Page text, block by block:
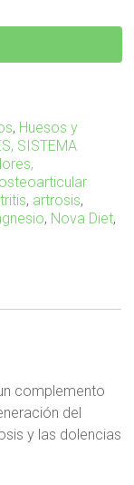
, Huesos y
SISTEMA
, artrosis,
, Nova Diet,
complemento
del
y las dolencias